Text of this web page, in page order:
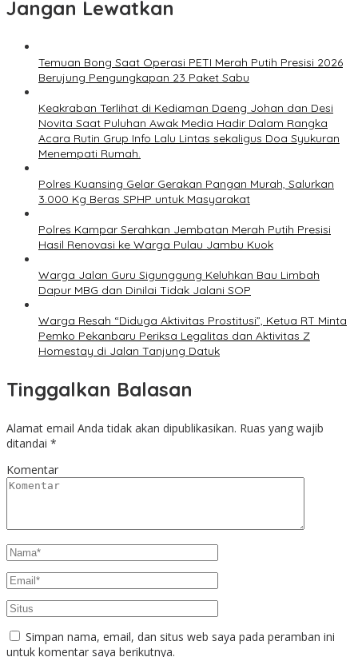
Jangan Lewatkan
Temuan Bong Saat Operasi PETI Merah Putih Presisi 2026
Berujung Pengungkapan 23 Paket Sabu
Keakraban Terlihat di Kediaman Daeng Johan dan Desi
Novita Saat Puluhan Awak Media Hadir Dalam Rangka
Acara Rutin Grup Info Lalu Lintas sekaligus Doa Syukuran
Menempati Rumah.
Polres Kuansing Gelar Gerakan Pangan Murah, Salurkan
3.000 Kg Beras SPHP untuk Masyarakat
Polres Kampar Serahkan Jembatan Merah Putih Presisi
Hasil Renovasi ke Warga Pulau Jambu Kuok
Warga Jalan Guru Sigunggung Keluhkan Bau Limbah
Dapur MBG dan Dinilai Tidak Jalani SOP
Warga Resah “Diduga Aktivitas Prostitusi”, Ketua RT Minta
Pemko Pekanbaru Periksa Legalitas dan Aktivitas Z
Homestay di Jalan Tanjung Datuk
Tinggalkan Balasan
Alamat email Anda tidak akan dipublikasikan. Ruas yang wajib
ditandai *
Komentar
Simpan nama, email, dan situs web saya pada peramban ini
untuk komentar saya berikutnya.